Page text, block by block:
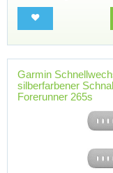
Garmin
silberfarbener
Forerunner 265s